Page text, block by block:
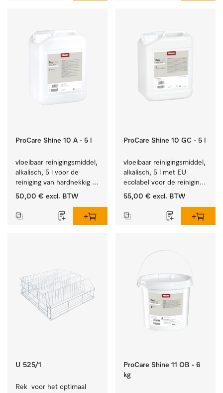
ProCare Shine 10 A - 5 l
vloeibaar reinigingsmiddel,
alkalisch, 5 l voor de
reiniging van hardnekkig
vuil op serviesgoed,
50,00 € excl. BTW
ProCare Shine 10 GC - 5 l
vloeibaar reinigingsmiddel,
alkalisch, 5 l met EU
ecolabel voor de reiniging
van alledaags vuil op
glazen.
55,00 € excl. BTW
U 525/1
Rek  voor het optimaal
ProCare Shine 11 OB - 6
kg